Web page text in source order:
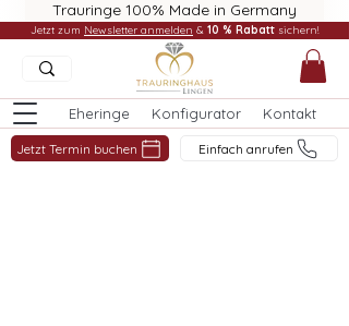
Trauringe 100% Made in Germany
Eheringe Konfigurator Kontakt
Jetzt Termin buchen Einfach anrufen
Jetzt zum Newsletter anmelden & 10 % Rabatt sichern!